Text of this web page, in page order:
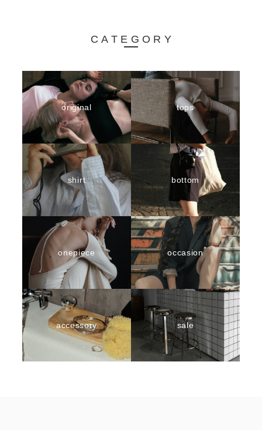
CATEGORY
original tops
shirt bottom
onepiece occasion
accessory sale